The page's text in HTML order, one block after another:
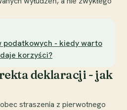
podatkowych - kiedy warto
korzyści?
deklaracji - jak
straszenia z pierwotnego